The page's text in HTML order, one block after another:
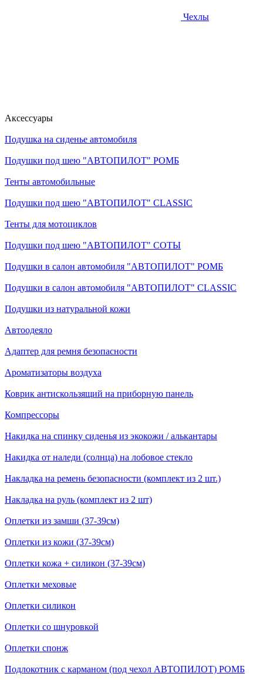
Чехлы
Аксессуары
Подушка на сиденье автомобиля
Подушки под шею "АВТОПИЛОТ" РОМБ
Тенты автомобильные
Подушки под шею "АВТОПИЛОТ" CLASSIC
Тенты для мотоциклов
Подушки под шею "АВТОПИЛОТ" СОТЫ
Подушки в салон автомобиля "АВТОПИЛОТ" РОМБ
Подушки в салон автомобиля "АВТОПИЛОТ" CLASSIC
Подушки из натуральной кожи
Автоодеяло
Адаптер для ремня безопасности
Ароматизаторы воздуха
Коврик антискользящий на приборную панель
Компрессоры
Накидка на спинку сиденья из экокожи / алькантары
Накидка от наледи (солнца) на лобовое стекло
Накладка на ремень безопасности (комплект из 2 шт.)
Накладка на руль (комплект из 2 шт)
Оплетки из замши (37-39см)
Оплетки из кожи (37-39см)
Оплетки кожа + силикон (37-39см)
Оплетки меховые
Оплетки силикон
Оплетки со шнуровкой
Оплетки спонж
Подлокотник с карманом (под чехол АВТОПИЛОТ) РОМБ